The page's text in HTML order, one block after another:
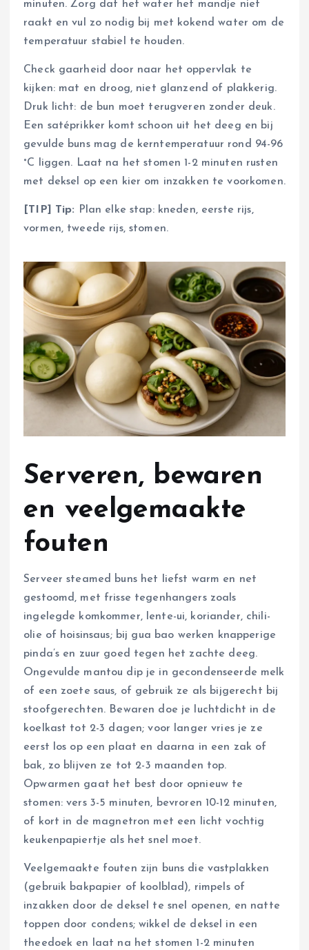
minuten. Zorg dat het water het mandje niet
raakt en vul zo nodig bij met kokend water om de
temperatuur stabiel te houden.
Check gaarheid door naar het oppervlak te
kijken: mat en droog, niet glanzend of plakkerig.
Druk licht: de bun moet terugveren zonder deuk.
Een satéprikker komt schoon uit het deeg en bij
gevulde buns mag de kerntemperatuur rond 94-96
°C liggen. Laat na het stomen 1-2 minuten rusten
met deksel op een kier om inzakken te voorkomen.
[TIP] Tip: Plan elke stap: kneden, eerste rijs,
vormen, tweede rijs, stomen.
Serveren, bewaren
en veelgemaakte
fouten
Serveer steamed buns het liefst warm en net
gestoomd, met frisse tegenhangers zoals
ingelegde komkommer, lente-ui, koriander, chili-
olie of hoisinsaus; bij gua bao werken knapperige
pinda’s en zuur goed tegen het zachte deeg.
Ongevulde mantou dip je in gecondenseerde melk
of een zoete saus, of gebruik ze als bijgerecht bij
stoofgerechten. Bewaren doe je luchtdicht in de
koelkast tot 2-3 dagen; voor langer vries je ze
eerst los op een plaat en daarna in een zak of
bak, zo blijven ze tot 2-3 maanden top.
Opwarmen gaat het best door opnieuw te
stomen: vers 3-5 minuten, bevroren 10-12 minuten,
of kort in de magnetron met een licht vochtig
keukenpapiertje als het snel moet.
Veelgemaakte fouten zijn buns die vastplakken
(gebruik bakpapier of koolblad), rimpels of
inzakken door de deksel te snel openen, en natte
toppen door condens; wikkel de deksel in een
theedoek en laat na het stomen 1-2 minuten